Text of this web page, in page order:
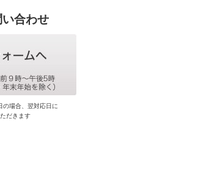
合わせ
場合、翌対応日に
だきます